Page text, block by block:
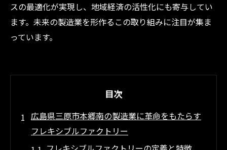
スの最適化が実現し、地域経済の活性化にも寄与してい
ます。未来の製造業を形作るこの取り組みに注目が集ま
っています。
目次
広島県三原市本郷南の製造業に革命をもたらす
フレキシブルファクトリー